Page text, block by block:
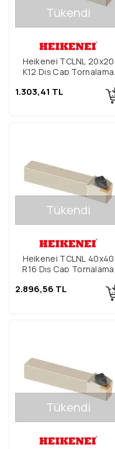
Tükendi
Heikenei TCLNL 20x20
K12 Dış Çap Tornalama
1.303,41 TL
Tükendi
Heikenei TCLNL 40x40
R16 Dış Çap Tornalama
2.896,56 TL
Tükendi